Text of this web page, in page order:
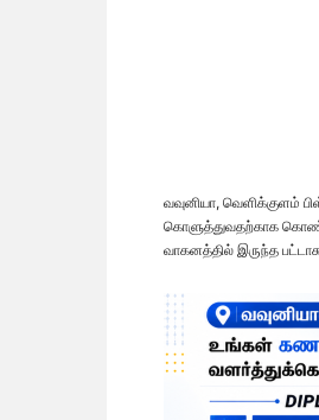
வவுனியா, வெளிக்குளம்
கொளுத்துவதற்காக
வாகனத்தில் இருந்த